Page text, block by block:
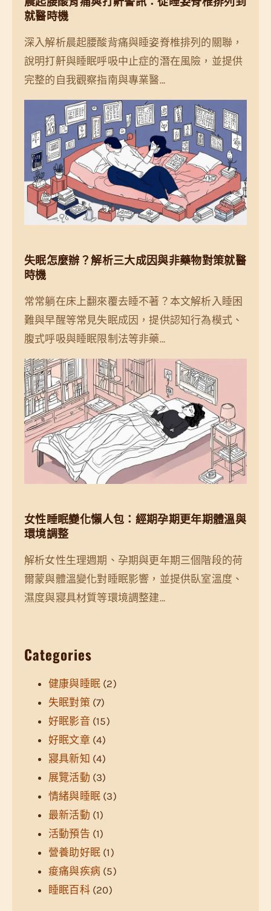
就醫時機
深入解析晨起腰酸背痛與睡姿脊椎排列的關聯，
說明打鼾與睡眠呼吸中止症的潛在風險，並提供
完整的自我觀察指南與專業醫…
失眠怎麼辦？解析三大成因與非藥物對策就醫
時機
常常躺在床上翻來覆去睡不著？本文解析入睡困
難與早醒等常見失眠成因，提供認知行為模式、
腹式呼吸與睡眠限制法等非藥…
女性睡眠變化懶人包：經期孕期更年期體溫與
環境調整
解析女性生理週期、孕期與更年期三個階段的荷
爾蒙與體溫變化對睡眠影響，並提供臥室溫度、
濕度與寢具材質等環境調整建…
Categories
健康與睡眠 (2)
失眠對策(7)
好眠影音 (15)
好眠文章(4)
寢具新知 (4)
展覽活動 (3)
情緒與睡眠 (3)
最新活動 (1)
活動預告 (1)
營養助好眠 (1)
痠痛與疾病 (5)
睡眠百科(20)